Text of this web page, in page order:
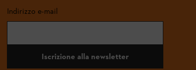
Indirizzo e-mail
Iscrizione alla newsletter